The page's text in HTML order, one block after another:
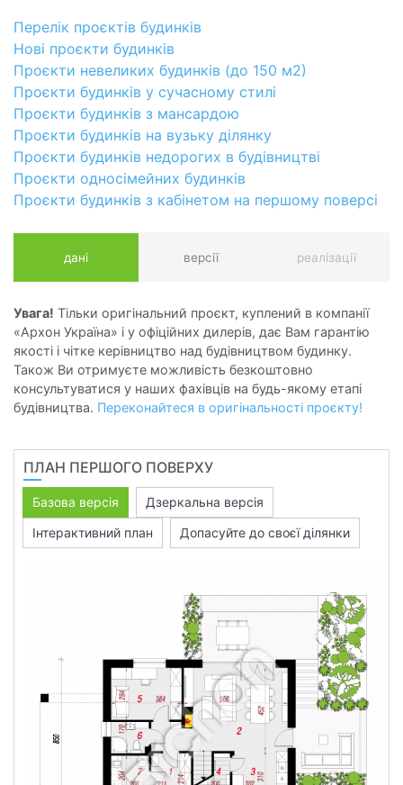
Перелік проєктів будинків
Нові проєкти будинків
Проєкти невеликих будинків (до 150 м2)
Проєкти будинків у сучасному стилі
Проєкти будинків з мансардою
Проєкти будинків на вузьку ділянку
Проєкти будинків недорогих в будівництві
Проєкти односімейних будинків
Проєкти будинків з кабінетом на першому поверсі
дані версії реалізації
Увага! Тільки оригінальний проєкт, куплений в компанії
«Архон Україна» і у офіційних дилерів, дає Вам гарантію
якості і чітке керівництво над будівництвом будинку.
Також Ви отримуєте можливість безкоштовно
консультуватися у наших фахівців на будь-якому етапі
будівництва. Переконайтеся в оригінальності проєкту!
ПЛАН ПЕРШОГО ПОВЕРХУ
Базова версія
Дзеркальна версія
Інтерактивний план
Допасуйте до своєї ділянки